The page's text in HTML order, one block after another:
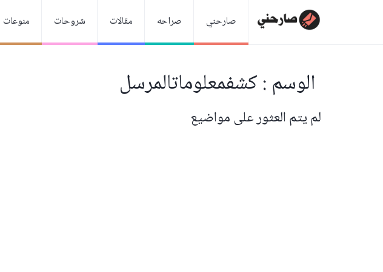
منوعات شروحات مقالات صراحه صارحني
الوسم : كشفمعلوماتالمرسل
لم يتم العثور على مواضيع